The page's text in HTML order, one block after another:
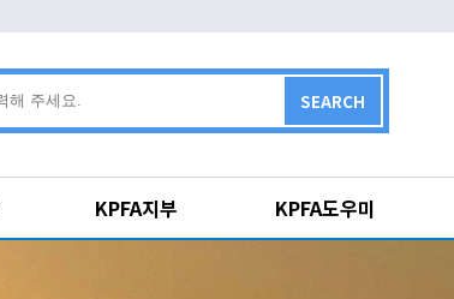
SEARCH
KPFA지부 KPFA도우미